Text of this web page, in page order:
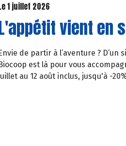
1 juillet 2026
vient en
de partir à l’aventure ? D’un
est là pour vous
au 12 août inclus, jusqu'à -